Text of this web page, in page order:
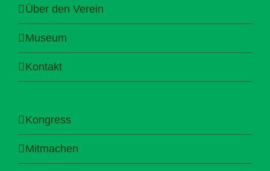
Über den Verein
Museum
Kontakt
Kongress
Mitmachen